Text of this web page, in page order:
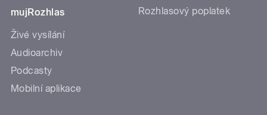
mujRozhlas
Živé vysílání
Audioarchiv
Podcasty
Mobilní aplikace
Rozhlasový poplatek